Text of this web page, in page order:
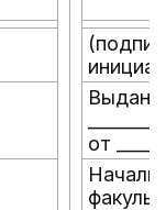
Выдан
от